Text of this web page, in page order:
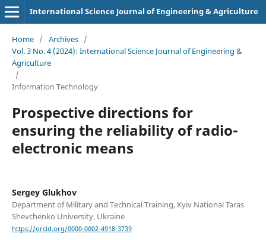
International Science Journal of Engineering & Agriculture
Home / Archives /
Vol. 3 No. 4 (2024): International Science Journal of Engineering &
Agriculture
/
Information Technology
Prospective directions for
ensuring the reliability of radio-
electronic means
Sergey Glukhov
Department of Military and Technical Training, Kyiv National Taras
Shevchenko University, Ukraine
https://orcid.org/0000-0002-4918-3739